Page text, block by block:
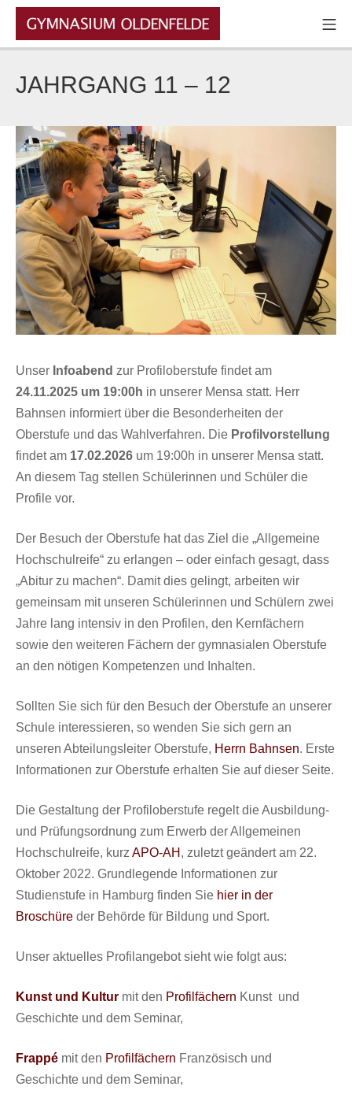
Zum
Inhalt
springen
GYMNASIUM OLDENFELDE
JAHRGANG 11 – 12
Unser Infoabend zur Profiloberstufe findet am
24.11.2025 um 19:00h in unserer Mensa statt. Herr
Bahnsen informiert über die Besonderheiten der
Oberstufe und das Wahlverfahren. Die Profilvorstellung
findet am 17.02.2026 um 19:00h in unserer Mensa statt.
An diesem Tag stellen Schülerinnen und Schüler die
Profile vor.
Der Besuch der Oberstufe hat das Ziel die „Allgemeine
Hochschulreife“ zu erlangen – oder einfach gesagt, dass
„Abitur zu machen“. Damit dies gelingt, arbeiten wir
gemeinsam mit unseren Schülerinnen und Schülern zwei
Jahre lang intensiv in den Profilen, den Kernfächern
sowie den weiteren Fächern der gymnasialen Oberstufe
an den nötigen Kompetenzen und Inhalten.
Sollten Sie sich für den Besuch der Oberstufe an unserer
Schule interessieren, so wenden Sie sich gern an
unseren Abteilungsleiter Oberstufe, Herrn Bahnsen. Erste
Informationen zur Oberstufe erhalten Sie auf dieser Seite.
Die Gestaltung der Profiloberstufe regelt die Ausbildung-
und Prüfungsordnung zum Erwerb der Allgemeinen
Hochschulreife, kurz APO-AH , zuletzt geändert am 22.
Oktober 2022. Grundlegende Informationen zur
Studienstufe in Hamburg finden Sie hier in der
Broschüre der Behörde für Bildung und Sport.
Unser aktuelles Profilangebot sieht wie folgt aus:
Kunst und Kultur mit den Profilfächern Kunst und
Geschichte und dem Seminar,
Frappé mit den Profilfächern Französisch und
Geschichte und dem Seminar,